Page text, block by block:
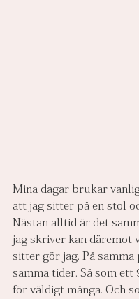
Mina dagar brukar
att jag sitter på en stol
Nästan alltid är det
jag skriver kan däremot
sitter gör jag. På samma
samma tider. Så som ett
för väldigt många. Och